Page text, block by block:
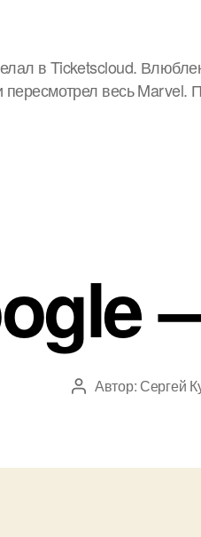
в Ticketscloud.
пересмотрел весь Marvel.
Автор
Автор: Сергей